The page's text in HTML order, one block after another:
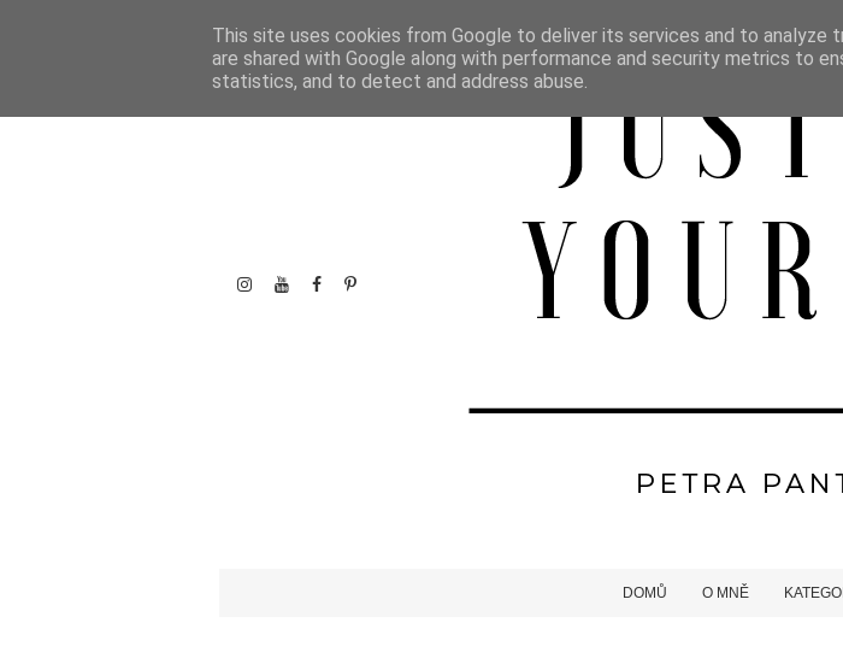
DOMŮ O MNĚ
This site uses cookies from Google to deliver its services and to analyze
are shared with Google along with performance and security metrics to
statistics, and to detect and address abuse.